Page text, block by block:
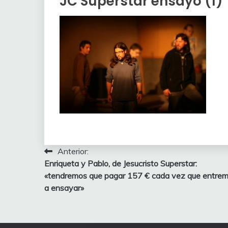
Navegación
de
entradas
Anterior:
Enriqueta y Pablo, de Jesucristo Superstar:
«tendremos que pagar 157 € cada vez que
a ensayar»